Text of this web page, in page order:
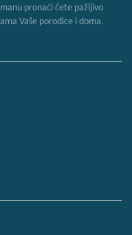
pronaći ćete pažljivo
Vaše porodice i doma.